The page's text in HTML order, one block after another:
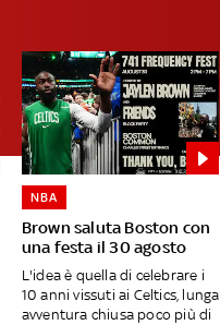
Brown saluta Boston con
una festa il 30 agosto
NBA
L'idea è quella di celebrare i
10 anni vissuti ai Celtics, lunga
avventura chiusa poco più di